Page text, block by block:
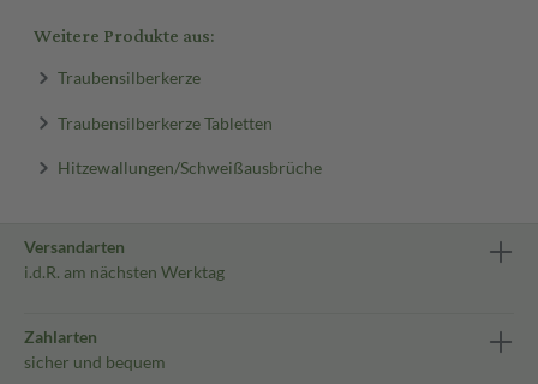
Weitere Produkte aus:
Traubensilberkerze
Traubensilberkerze Tabletten
Hitzewallungen/Schweißausbrüche
Versandarten
i.d.R. am nächsten Werktag
Zahlarten
sicher und bequem